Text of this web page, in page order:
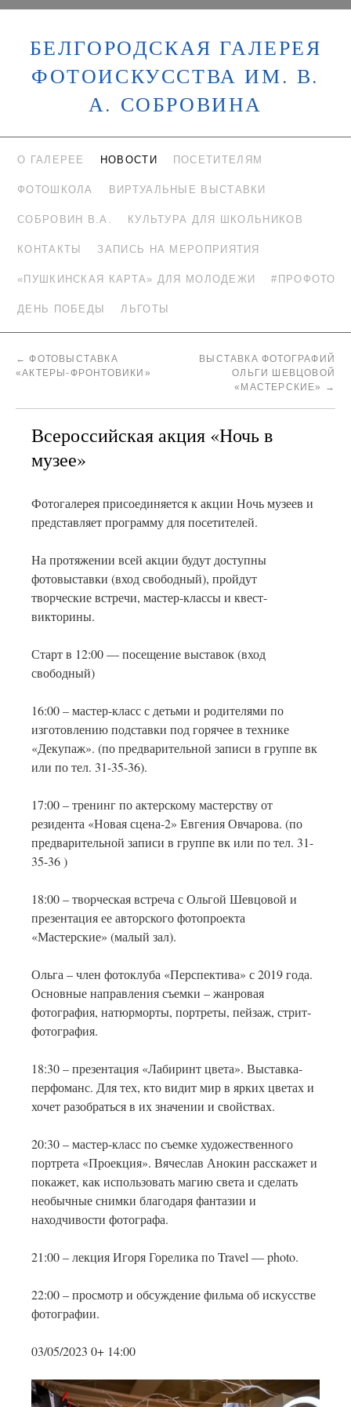
БЕЛГОРОДСКАЯ ГАЛЕРЕЯ
ФОТОИСКУССТВА ИМ. В.
А. СОБРОВИНА
О ГАЛЕРЕЕ НОВОСТИ ПОСЕТИТЕЛЯМ
ФОТОШКОЛА ВИРТУАЛЬНЫЕ ВЫСТАВКИ
СОБРОВИН В.А. КУЛЬТУРА ДЛЯ ШКОЛЬНИКОВ
КОНТАКТЫ ЗАПИСЬ НА МЕРОПРИЯТИЯ
«ПУШКИНСКАЯ КАРТА» ДЛЯ МОЛОДЕЖИ #ПРОФОТО
ДЕНЬ ПОБЕДЫ ЛЬГОТЫ
← ФОТОВЫСТАВКА
«АКТЕРЫ-ФРОНТОВИКИ»
ВЫСТАВКА ФОТОГРАФИЙ
ОЛЬГИ ШЕВЦОВОЙ
«МАСТЕРСКИЕ»
→
Всероссийская акция «Ночь в
музее»
Фотогалерея присоединяется к акции Ночь музеев и
представляет программу для посетителей.
На протяжении всей акции будут доступны
фотовыставки (вход свободный), пройдут
творческие встречи, мастер-классы и квест-
викторины.
Старт в 12:00 — посещение выставок (вход
свободный)
16:00 – мастер-класс с детьми и родителями по
изготовлению подставки под горячее в технике
«Декупаж». (по предварительной записи в группе вк
или по тел. 31-35-36).
17:00 – тренинг по актерскому мастерству от
резидента «Новая сцена-2» Евгения Овчарова. (по
предварительной записи в группе вк или по тел. 31-
35-36 )
18:00 – творческая встреча с Ольгой Шевцовой и
презентация ее авторского фотопроекта
«Мастерские» (малый зал).
Ольга – член фотоклуба «Перспектива» с 2019 года.
Основные направления съемки – жанровая
фотография, натюрморты, портреты, пейзаж, стрит-
фотография.
18:30 – презентация «Лабиринт цвета». Выставка-
перфоманс. Для тех, кто видит мир в ярких цветах и
хочет разобраться в их значении и свойствах.
20:30 – мастер-класс по съемке художественного
портрета «Проекция». Вячеслав Анокин расскажет и
покажет, как использовать магию света и сделать
необычные снимки благодаря фантазии и
находчивости фотографа.
21:00 – лекция Игоря Горелика по Travel — photo.
22:00 – просмотр и обсуждение фильма об искусстве
фотографии.
03/05/2023 0+ 14:00